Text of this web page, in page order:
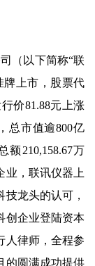
（以下简称“联
牌上市，股票代
价81.88元上涨
总市值逾800亿
210,158.67万
业，联讯仪器上
龙头的认可，
创企业登陆资本
人律师，全程参
的圆满成功提供